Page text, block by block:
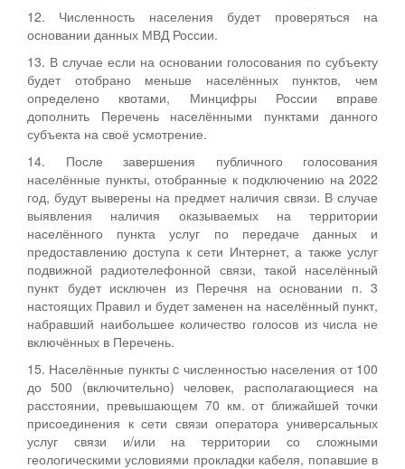
12. Численность населения будет проверяться на
основании данных МВД России.
13. В случае если на основании голосования по субъекту
будет отобрано меньше населённых пунктов, чем
определено квотами, Минцифры России вправе
дополнить Перечень населёнными пунктами данного
субъекта на своё усмотрение.
14. После завершения публичного голосования
населённые пункты, отобранные к подключению на 2022
год, будут выверены на предмет наличия связи. В случае
выявления наличия оказываемых на территории
населённого пункта услуг по передаче данных и
предоставлению доступа к сети Интернет, а также услуг
подвижной радиотелефонной связи, такой населённый
пункт будет исключен из Перечня на основании п. 3
настоящих Правил и будет заменен на населённый пункт,
набравший наибольшее количество голосов из числа не
включённых в Перечень.
15. Населённые пункты c численностью населения от 100
до 500 (включительно) человек, располагающиеся на
расстоянии, превышающем 70 км. от ближайшей точки
присоединения к сети связи оператора универсальных
услуг связи и/или на территории со сложными
геологическими условиями прокладки кабеля, попавшие в